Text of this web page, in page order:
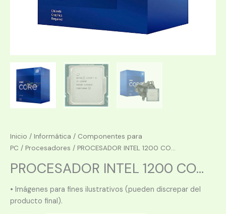
Inicio / Informática / Componentes para
PC / Procesadores / PROCESADOR INTEL 1200 CO...
PROCESADOR INTEL 1200 CO...
• Imágenes para fines ilustrativos (pueden discrepar del
producto final).